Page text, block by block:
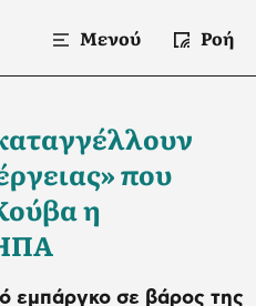
Μενού Ροή
που
η
εμπάργκο σε βάρος της